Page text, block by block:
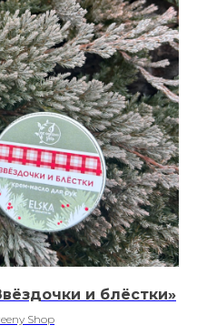
и блёстки»
Shop